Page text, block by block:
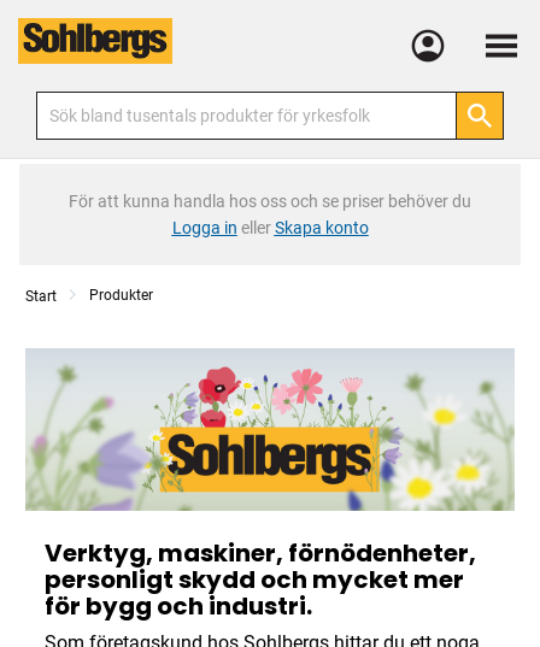
Meny
För att kunna handla hos oss och se priser behöver du
Logga in ellerSkapa konto
Start Produkter
Verktyg, maskiner, förnödenheter,
personligt skydd och mycket mer
för bygg och industri.